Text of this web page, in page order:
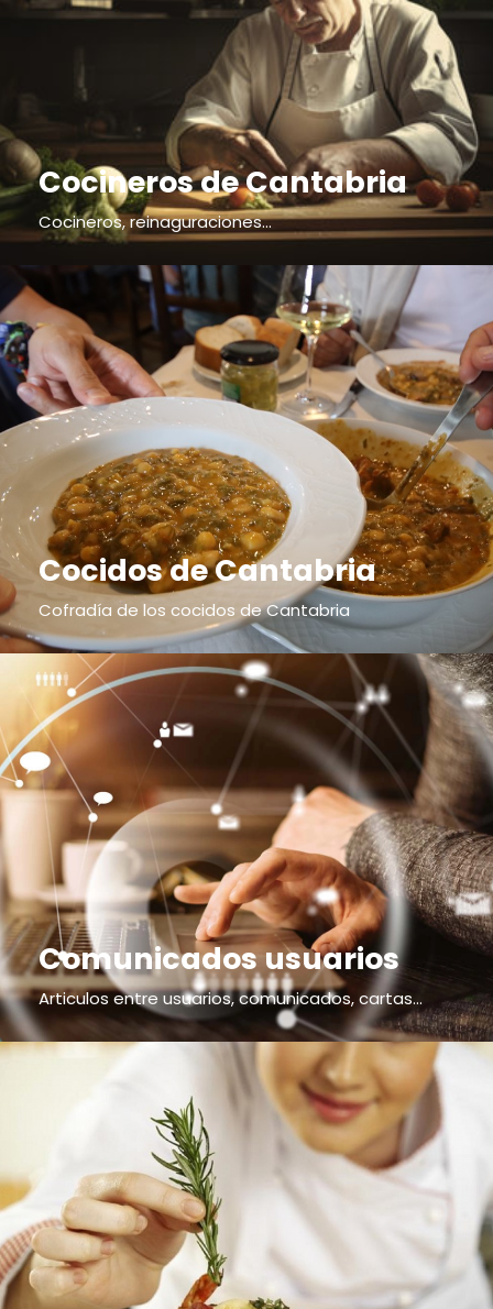
Cocineros de Cantabria
Cocineros, reinaguraciones...
Cocidos de Cantabria
Cofradía de los cocidos de Cantabria
Comunicados usuarios
Articulos entre usuarios, comunicados, cartas...